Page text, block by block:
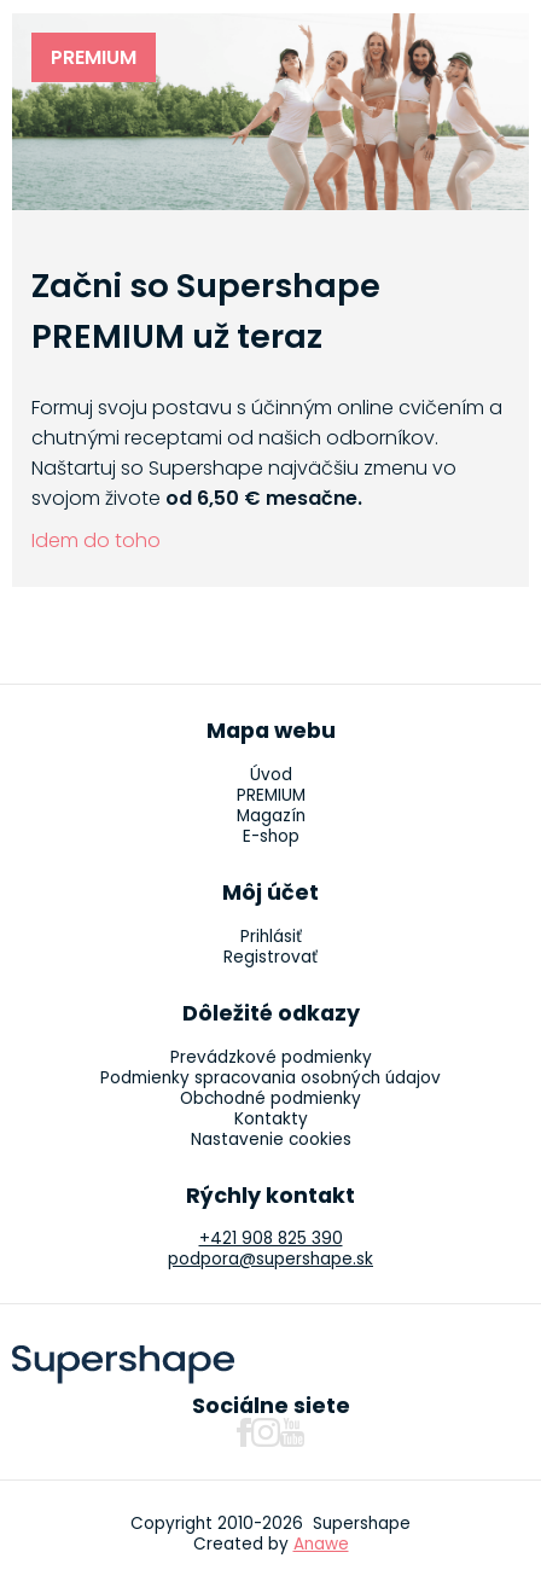
PREMIUM
Začni so Supershape
PREMIUM už teraz
Formuj svoju postavu s účinným online cvičením a
chutnými receptami od našich odborníkov.
Naštartuj so Supershape najväčšiu zmenu vo
svojom živote od 6,50 € mesačne.
Idem do toho
Mapa webu
Úvod
PREMIUM
Magazín
E-shop
Môj účet
Prihlásiť
Registrovať
Dôležité odkazy
Prevádzkové podmienky
Podmienky spracovania osobných údajov
Obchodné podmienky
Kontakty
Nastavenie cookies
Rýchly kontakt
+421 908 825 390
podpora@supershape.sk
Sociálne siete
Copyright 2010-2026 Supershape
Created by Anawe